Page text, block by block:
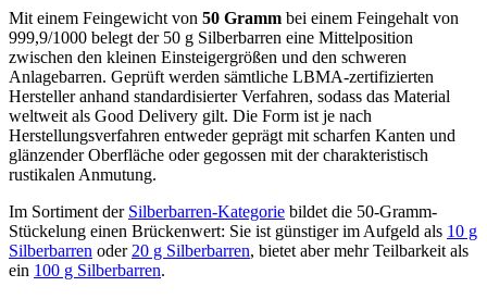
Mit einem Feingewicht von 50 Gramm bei einem Feingehalt von
999,9/1000 belegt der 50 g Silberbarren eine Mittelposition
zwischen den kleinen Einsteigergrößen und den schweren
Anlagebarren. Geprüft werden sämtliche LBMA-zertifizierten
Hersteller anhand standardisierter Verfahren, sodass das Material
weltweit als Good Delivery gilt. Die Form ist je nach
Herstellungsverfahren entweder geprägt mit scharfen Kanten und
glänzender Oberfläche oder gegossen mit der charakteristisch
rustikalen Anmutung.
Im Sortiment der Silberbarren-Kategorie bildet die 50-Gramm-
Stückelung einen Brückenwert: Sie ist günstiger im Aufgeld als 10 g
Silberbarren oder 20 g Silberbarren, bietet aber mehr Teilbarkeit als
ein 100 g Silberbarren.